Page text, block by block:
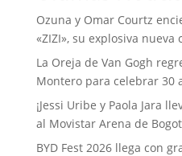
Ozuna y Omar Courtz
«ZIZI», su explosiva nueva
La Oreja de Van Gogh
Montero para celebrar 30
¡Jessi Uribe y Paola Jara
al Movistar Arena de
BYD Fest 2026 llega con